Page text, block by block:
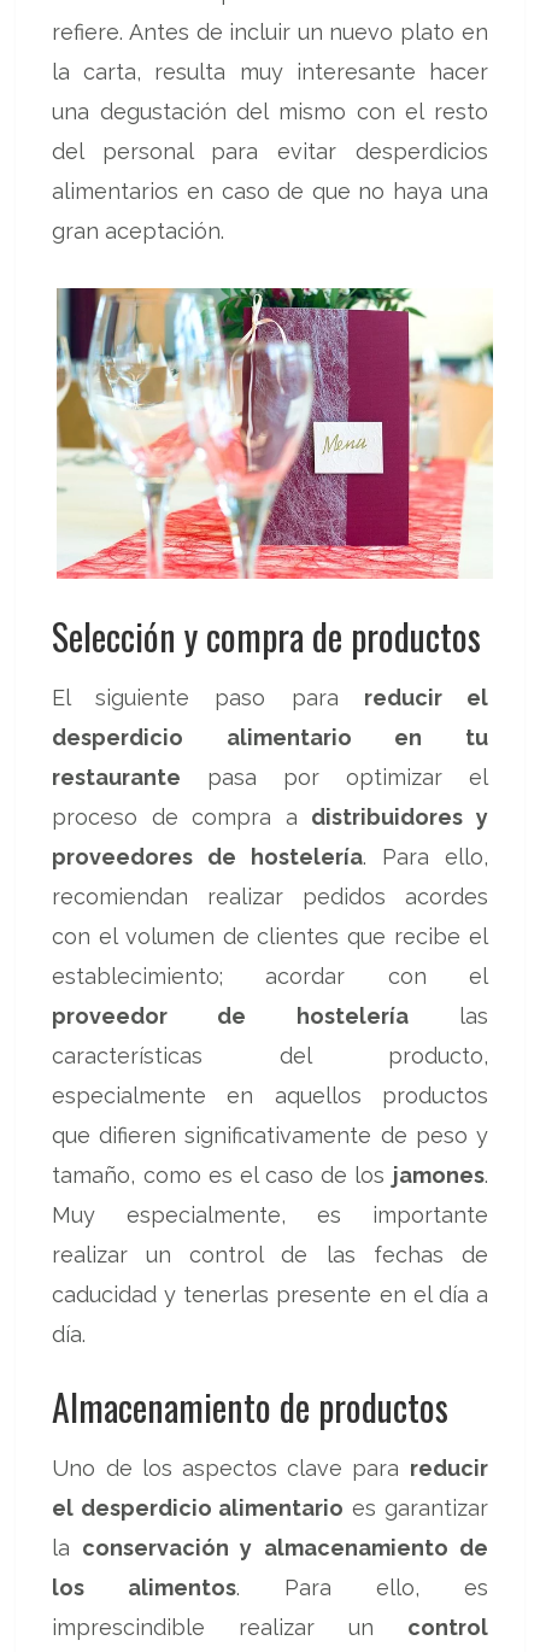
refiere. Antes de incluir un nuevo plato en
la carta, resulta muy interesante hacer
una degustación del mismo con el resto
del personal para evitar desperdicios
alimentarios en caso de que no haya una
gran aceptación.
Selección y compra de productos
El siguiente paso para reducir el
desperdicio alimentario en tu
restaurante pasa por optimizar el
proceso de compra a distribuidores y
proveedores de hostelería. Para ello,
recomiendan realizar pedidos acordes
con el volumen de clientes que recibe el
establecimiento; acordar con el
proveedor de hosteleríalas
características del producto,
especialmente en aquellos productos
que difieren significativamente de peso y
tamaño, como es el caso de los jamones.
Muy especialmente, es importante
realizar un control de las fechas de
caducidad y tenerlas presente en el día a
día.
Almacenamiento de productos
Uno de los aspectos clave para reducir
el desperdicio alimentario es garantizar
la conservación y almacenamiento de
los alimentos. Para ello, es
imprescindible realizar un control